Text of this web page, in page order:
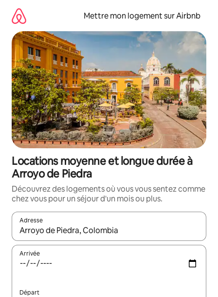
directement
contenu
Mettre mon logement sur Airbnb
Locations moyenne et longue durée à
Arroyo de Piedra
Découvrez des logements où vous vous sentez comme
chez vous pour un séjour d'un mois ou plus.
Adresse
Lorsque les résultats s'affichent, utilisez les flèches vers le
Arrivée
Départ